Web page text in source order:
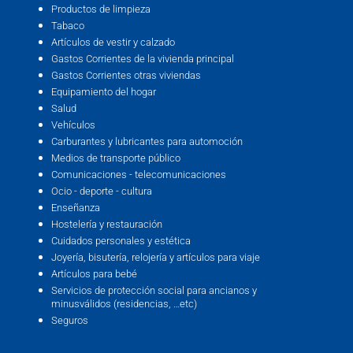
Productos de limpieza
Tabaco
Artículos de vestir y calzado
Gastos Corrientes de la vivienda principal
Gastos Corrientes otras viviendas
Equipamiento del hogar
Salud
Vehículos
Carburantes y lubricantes para automoción
Medios de transporte público
Comunicaciones - telecomunicaciones
Ocio - deporte - cultura
Enseñanza
Hostelería y restauración
Cuidados personales y estética
Joyería, bisutería, relojería y artículos para viaje
Artículos para bebé
Servicios de protección social para ancianos y
minusválidos (residencias, …etc)
Seguros